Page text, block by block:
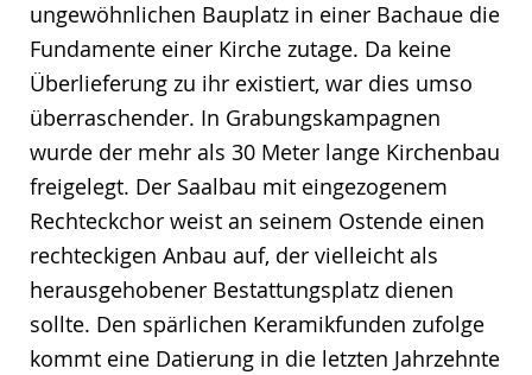
ungewöhnlichen Bauplatz in einer Bachaue die
Fundamente einer Kirche zutage. Da keine
Überlieferung zu ihr existiert, war dies umso
überraschender. In Grabungskampagnen
wurde der mehr als 30 Meter lange Kirchenbau
freigelegt. Der Saalbau mit eingezogenem
Rechteckchor weist an seinem Ostende einen
rechteckigen Anbau auf, der vielleicht als
herausgehobener Bestattungsplatz dienen
sollte. Den spärlichen Keramikfunden zufolge
kommt eine Datierung in die letzten Jahrzehnte